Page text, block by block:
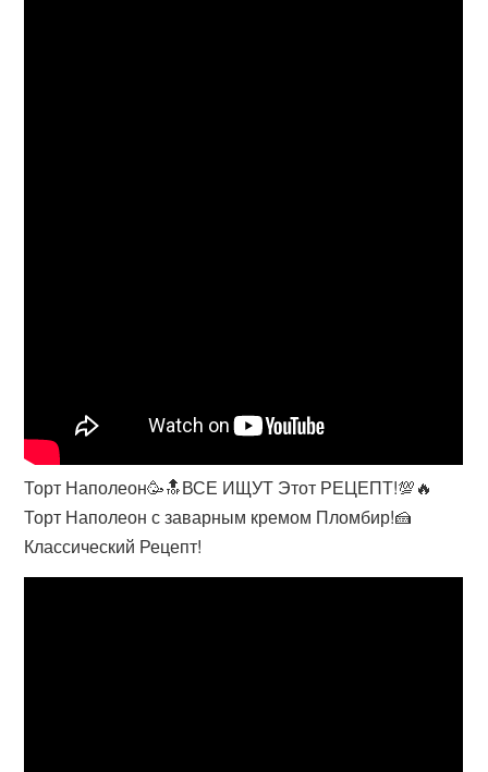
Торт Наполеон🥳🔝ВСЕ ИЩУТ Этот РЕЦЕПТ!💯🔥
Торт Наполеон с заварным кремом Пломбир!🍰
Классический Рецепт!